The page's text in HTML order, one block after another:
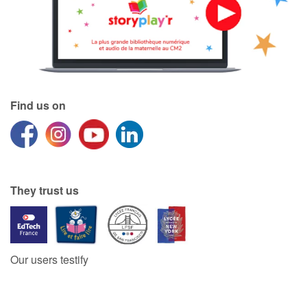
Find us on
They trust us
Our users testify